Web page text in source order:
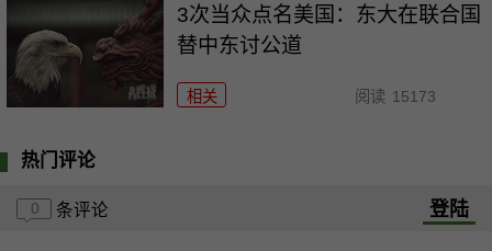
3次当众点名美国：东大在联合国
替中东讨公道
相关 阅读 15173
热门评论
0 条评论 登陆